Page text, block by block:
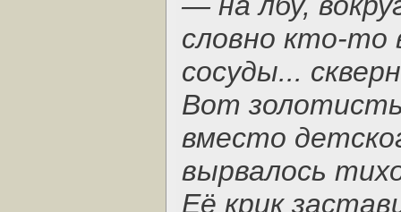
словно кто-то
сосуды...
Вот
вместо
вырвалось
Её крик